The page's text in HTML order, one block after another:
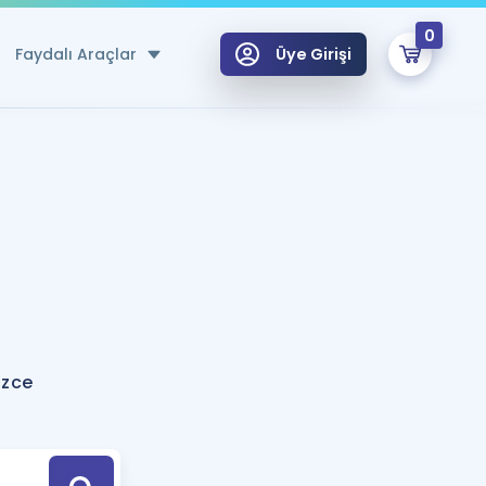
Faydalı Araçlar
Hesaplama Aracı
için Öneriler
Tek Takvimde
Üye Girişi
0